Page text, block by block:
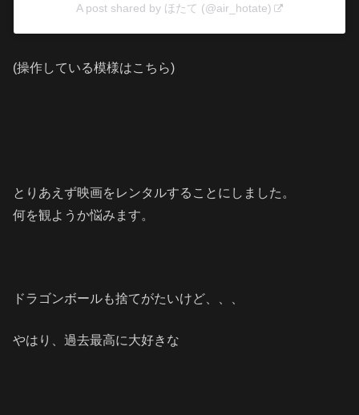
A post shared by ほたて (@air_hotate)
(操作している模様はこちら)
とりあえず映画をレンタルすることにしました。
何を観ようか悩みます。
ドラゴンボールも捨てがたいけど、、、
やはり、過去最高に大好きな